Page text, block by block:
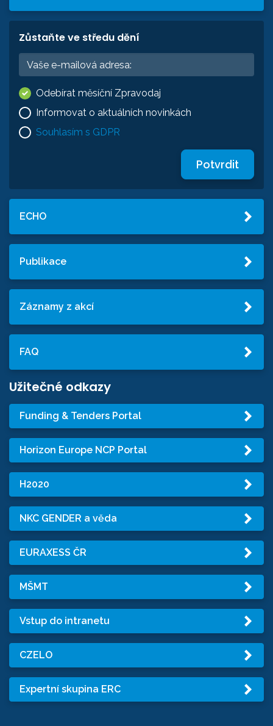
Zůstaňte ve středu dění
Odebírat měsíční Zpravodaj
Informovat o aktuálních novinkách
Souhlasím s GDPR
Potvrdit
ECHO
Publikace
Záznamy z akcí
FAQ
Užitečné odkazy
Funding & Tenders Portal
Horizon Europe NCP Portal
H2020
NKC GENDER a věda
EURAXESS ČR
MŠMT
Vstup do intranetu
CZELO
Expertní skupina ERC